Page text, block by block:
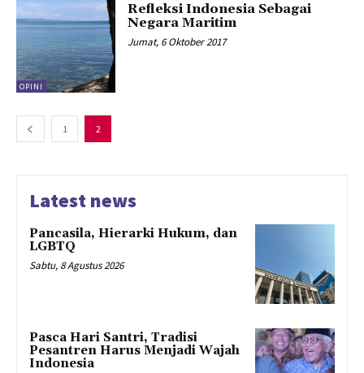
OPINI
Refleksi Indonesia Sebagai
Negara Maritim
Jumat, 6 Oktober 2017
1 2
Latest news
Pancasila, Hierarki Hukum, dan
LGBTQ
Sabtu, 8 Agustus 2026
Pasca Hari Santri, Tradisi
Pesantren Harus Menjadi Wajah
Indonesia